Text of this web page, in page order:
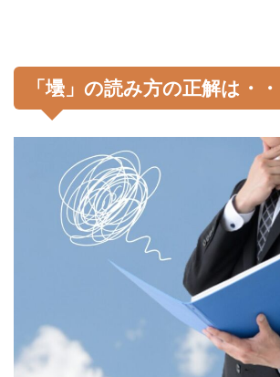
「壜」の読み方の正解は・